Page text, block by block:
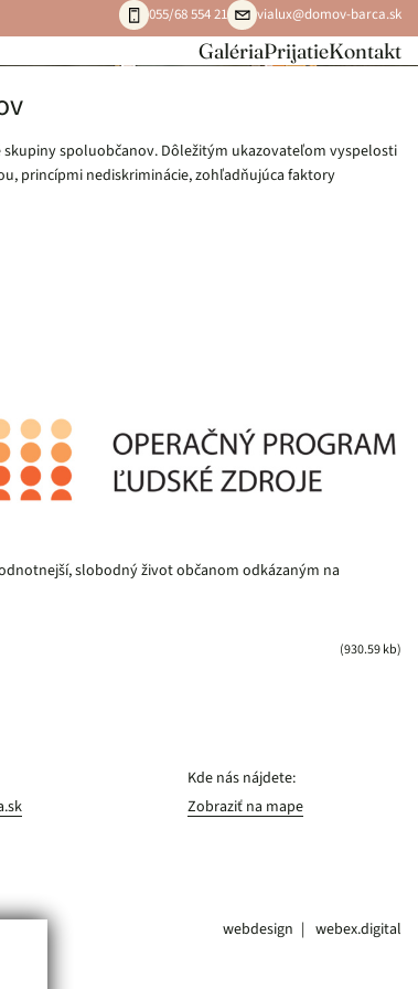
055/68 554 21 vialux@domov-barca.sk
GalériaPrijatieKontakt
spoluobčanov. Dôležitým ukazovateľom vyspelosti
princípmi nediskriminácie, zohľadňujúca faktory
slobodný život občanom odkázaným na
(930.59 kb)
Kde nás nájdete:
Zobraziť na mape
webdesign webex.digital